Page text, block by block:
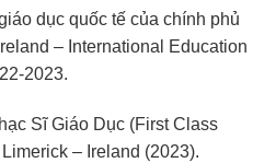
dục quốc tế của chính phủ
– International Education
2023.
Sĩ Giáo Dục (First Class
– Ireland (2023).